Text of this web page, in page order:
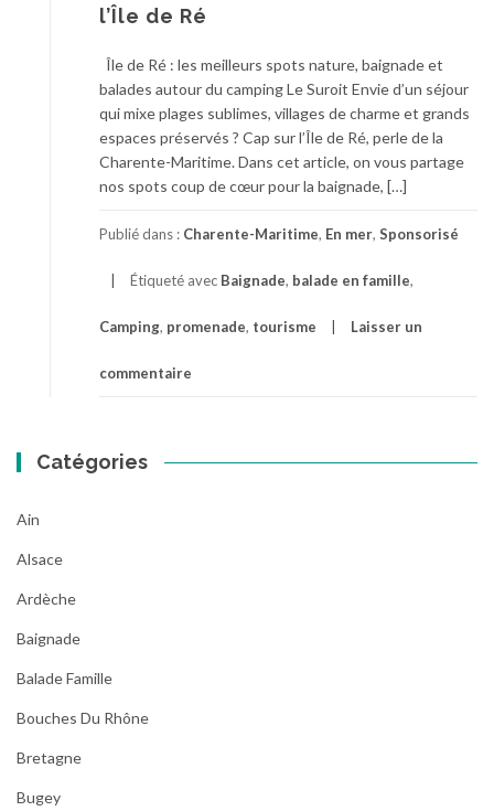
l’Île de Ré
Île de Ré : les meilleurs spots nature, baignade et
balades autour du camping Le Suroit Envie d’un séjour
qui mixe plages sublimes, villages de charme et grands
espaces préservés ? Cap sur l’Île de Ré, perle de la
Charente-Maritime. Dans cet article, on vous partage
nos spots coup de cœur pour la baignade, […]
Publié dans : Charente-Maritime, En mer, Sponsorisé
Étiqueté avec Baignade, balade en famille,
Camping, promenade, tourisme Laisser un
commentaire
Catégories
Ain
Alsace
Ardèche
Baignade
Balade Famille
Bouches Du Rhône
Bretagne
Bugey